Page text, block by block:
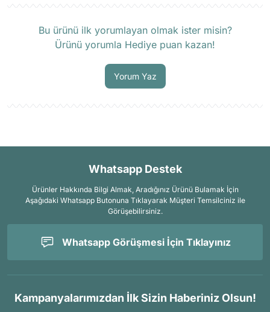
Bu ürünü ilk yorumlayan olmak ister misin?
Ürünü yorumla Hediye puan kazan!
Yorum Yaz
Whatsapp Destek
Ürünler Hakkında Bilgi Almak, Aradığınız Ürünü Bulamak İçin
Aşağıdaki Whatsapp Butonuna Tıklayarak Müşteri Temsilciniz ile
Görüşebilirsiniz.
Whatsapp Görüşmesi İçin Tıklayınız
Kampanyalarımızdan İlk Sizin Haberiniz Olsun!